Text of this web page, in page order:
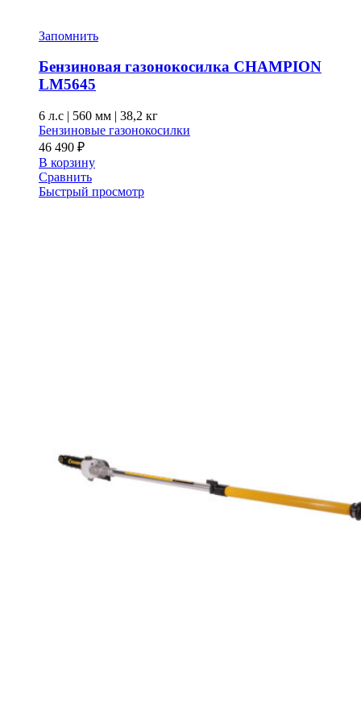
Запомнить
Бензиновая газонокосилка CHAMPION
LM5645
6 л.с | 560 мм | 38,2 кг
Бензиновые газонокосилки
46 490 ₽
В корзину
Сравнить
Быстрый просмотр